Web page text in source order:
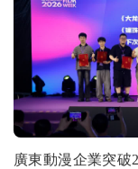
廣東動漫企業突破